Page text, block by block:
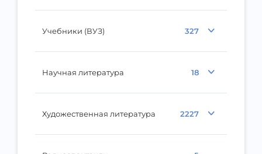
Учебники (ВУЗ) 327
Научная литература 18
Художественная литература 2227